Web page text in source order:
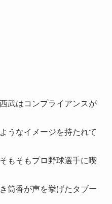
武はコンプライアンスが
うなイメージを持たれて
もそもプロ野球選手に喫
筒香が声を挙げたタブー